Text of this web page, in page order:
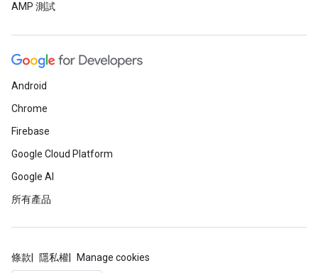
AMP 測試
Android
Chrome
Firebase
Google Cloud Platform
Google AI
所有產品
條款 隱私權 Manage cookies